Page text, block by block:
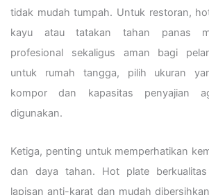
tidak mudah tumpah. Untuk restoran,
kayu atau tatakan tahan panas
profesional sekaligus aman bagi
untuk rumah tangga, pilih ukuran
kompor dan kapasitas penyajian
digunakan.
Ketiga, penting untuk memperhatikan
dan daya tahan. Hot plate
lapisan anti-karat dan mudah